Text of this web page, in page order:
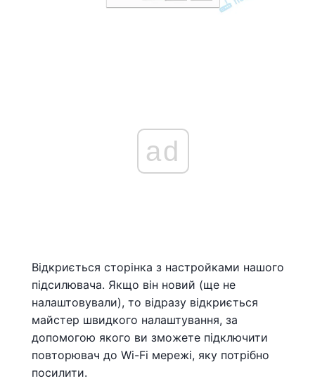
ad
Відкриється сторінка з настройками нашого
підсилювача. Якщо він новий (ще не
налаштовували), то відразу відкриється
майстер швидкого налаштування, за
допомогою якого ви зможете підключити
повторювач до Wi-Fi мережі, яку потрібно
посилити.